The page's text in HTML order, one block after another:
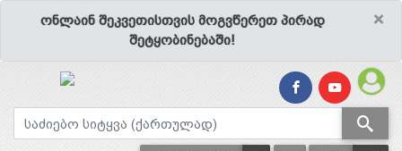
×
ონლაინ შეკვეთისთვის მოგვწერეთ პირად
შეტყობინებაში!